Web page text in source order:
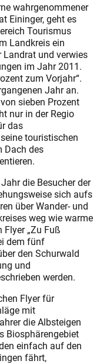
wahrgenommener
Eininger, geht es
Tourismus
Landkreis ein
und verwies
im Jahr 2011.
zum Vorjahr“.
Jahr an.
sieben Prozent
nur in der Regio
das
touristischen
Dach des
die Besucher der
sich aufs
über Wander- und
weg wie warme
„Zu Fuß
dem fünf
den Schurwald
und
werden.
Flyer für
mit
die Albsteigen
Biosphärengebiet
einfach auf den
fährt,